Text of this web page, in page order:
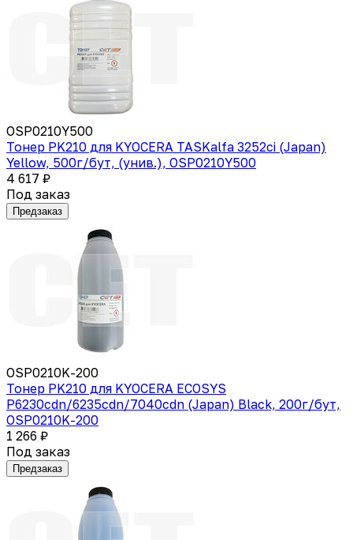
OSP0210Y500
Тонер PK210 для KYOCERA TASKalfa 3252ci (Japan)
Yellow, 500г/бут, (унив.), OSP0210Y500
4 617 ₽
Под заказ
Предзаказ
OSP0210K-200
Тонер PK210 для KYOCERA ECOSYS
P6230cdn/6235cdn/7040cdn (Japan) Black, 200г/бут,
OSP0210K-200
1 266 ₽
Под заказ
Предзаказ